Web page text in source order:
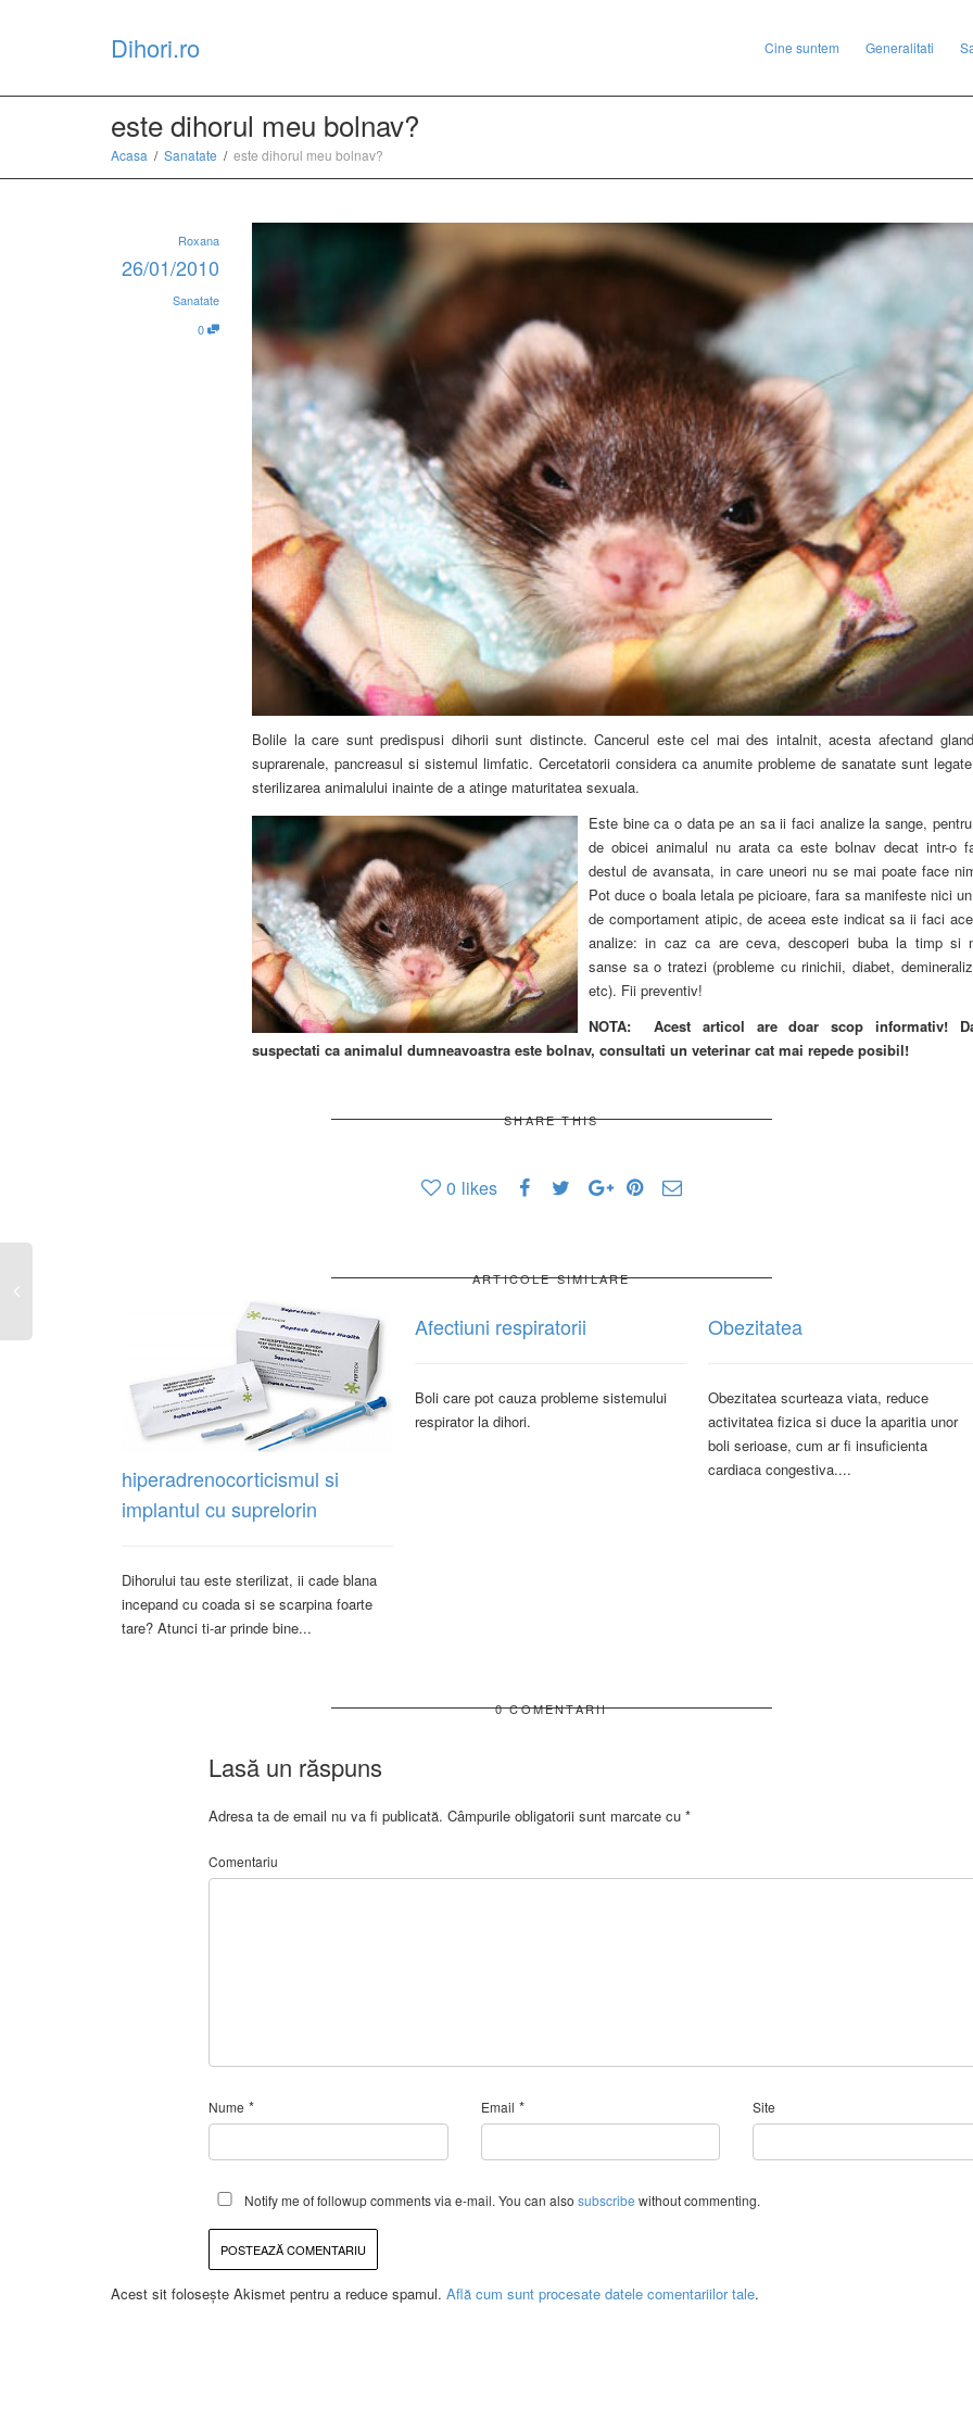
Dihori.ro Cine suntem Generalitati
este dihorul meu bolnav?
Acasa Sanatate este dihorul meu bolnav?
Roxana
26/01/2010
Sanatate
0
Bolile la care sunt predispusi dihorii sunt distincte. Cancerul este cel mai des intalnit, acesta afectand
suprarenale, pancreasul si sistemul limfatic. Cercetatorii considera ca anumite probleme de sanatate sunt
sterilizarea animalului inainte de a atinge maturitatea sexuala.
Este bine ca o data pe an sa ii faci analize la sange,
de obicei animalul nu arata ca este bolnav decat intr-o
destul de avansata, in care uneori nu se mai poate face
Pot duce o boala letala pe picioare, fara sa manifeste nici
de comportament atipic, de aceea este indicat sa ii faci
analize: in caz ca are ceva, descoperi buba la timp si
sanse sa o tratezi (probleme cu rinichii, diabet,
etc). Fii preventiv!
NOTA: Acest articol are doar scop informativ!
suspectati ca animalul dumneavoastra este bolnav, consultati un veterinar cat mai repede posibil!
SHARE THIS
0 likes
ARTICOLE SIMILARE
hiperadrenocorticismul si
implantul cu suprelorin
Dihorului tau este sterilizat, ii cade blana
incepand cu coada si se scarpina foarte
tare? Atunci ti-ar prinde bine...
Afectiuni respiratorii
Boli care pot cauza probleme sistemului
respirator la dihori.
Obezitatea
Obezitatea scurteaza viata, reduce
activitatea fizica si duce la aparitia unor
boli serioase, cum ar fi insuficienta
cardiaca congestiva....
0 COMENTARII
Lasă un răspuns
Adresa ta de email nu va fi publicată. Câmpurile obligatorii sunt marcate cu *
Comentariu
Nume * Email * Site
Notify me of followup comments via e-mail. You can also subscribe without commenting.
Acest sit folosește Akismet pentru a reduce spamul. Află cum sunt procesate datele comentariilor tale.